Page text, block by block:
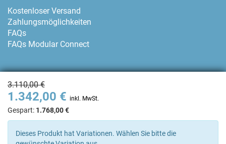
3.110,00 €
1.342,00 € inkl. MwSt.
Gespart: 1.768,00 €
Dieses Produkt hat Variationen. Wählen Sie bitte die
Kostenloser Versand
Zahlungsmöglichkeiten
FAQs
FAQs Modular Connect
Zahlungsmethoden
Kontakt